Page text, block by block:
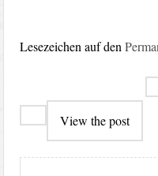
Lesezeichen auf den
View the post